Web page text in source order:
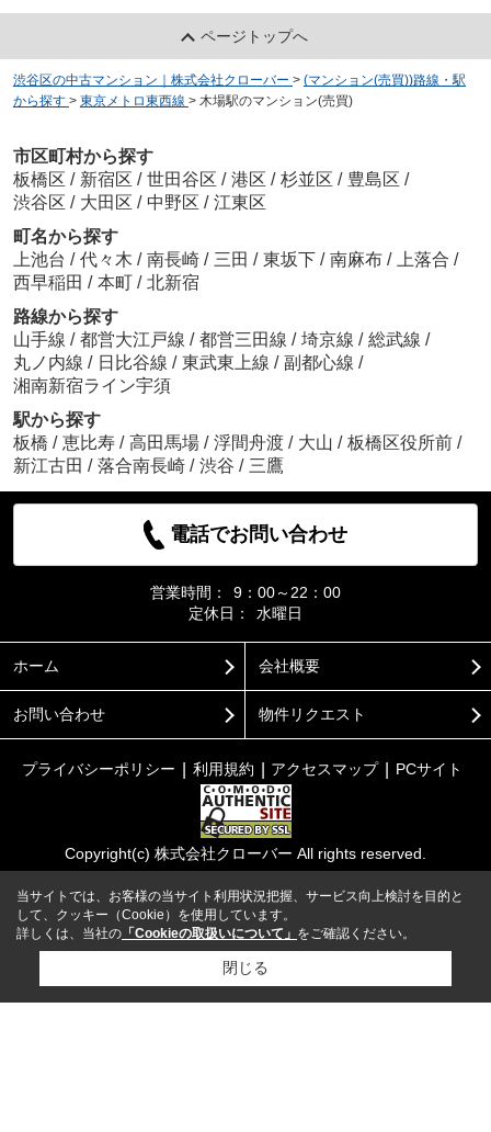
ページトップへ
渋谷区の中古マンション｜株式会社クローバー > (マンション(売買))路線・駅
から探す > 東京メトロ東西線 > 木場駅のマンション(売買)
市区町村から探す
板橋区 / 新宿区 / 世田谷区 / 港区 / 杉並区 / 豊島区 /
渋谷区 / 大田区 / 中野区 / 江東区
町名から探す
上池台 / 代々木 / 南長崎 / 三田 / 東坂下 / 南麻布 / 上落合 /
西早稲田 / 本町 / 北新宿
路線から探す
山手線 / 都営大江戸線 / 都営三田線 / 埼京線 / 総武線 /
丸ノ内線 / 日比谷線 / 東武東上線 / 副都心線 /
湘南新宿ライン宇須
駅から探す
板橋 / 恵比寿 / 高田馬場 / 浮間舟渡 / 大山 / 板橋区役所前 /
新江古田 / 落合南長崎 / 渋谷 / 三鷹
電話でお問い合わせ
営業時間：
9：00～22：00
定休日：
水曜日
ホーム 会社概要
お問い合わせ 物件リクエスト
プライバシーポリシー 利用規約 アクセスマップ PCサイト
Copyright(c) 株式会社クローバー All rights reserved.
当サイトでは、お客様の当サイト利用状況把握、サービス向上検討を目的と
して、クッキー（Cookie）を使用しています。
詳しくは、当社の 「Cookieの取扱いについて」 をご確認ください。
閉じる